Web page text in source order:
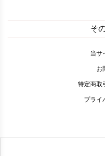
そ
当サ
お
特定商取
プライ